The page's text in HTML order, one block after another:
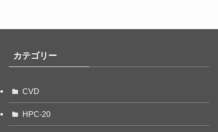
カテゴリー
CVD
HPC-20